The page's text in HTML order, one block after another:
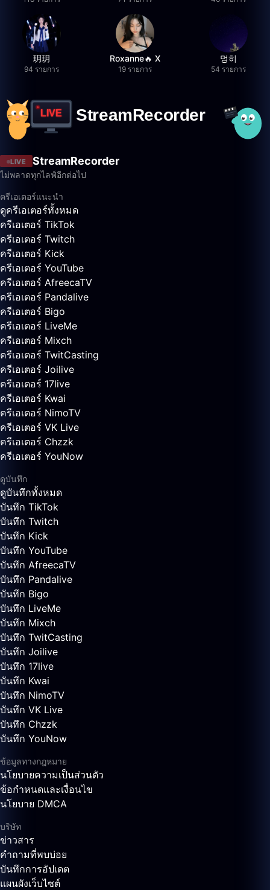
玥玥
94 รายการ
Roxanne🔥 X
19 รายการ
멍히
54 รายการ
LIVE StreamRecorder
ไม่พลาดทุกไลฟ์อีกต่อไป
ครีเอเตอร์แนะนำ
ดูครีเอเตอร์ทั้งหมด
ครีเอเตอร์ TikTok
ครีเอเตอร์ Twitch
ครีเอเตอร์ Kick
ครีเอเตอร์ YouTube
ครีเอเตอร์ AfreecaTV
ครีเอเตอร์ Pandalive
ครีเอเตอร์ Bigo
ครีเอเตอร์ LiveMe
ครีเอเตอร์ Mixch
ครีเอเตอร์ TwitCasting
ครีเอเตอร์ Joilive
ครีเอเตอร์ 17live
ครีเอเตอร์ Kwai
ครีเอเตอร์ NimoTV
ครีเอเตอร์ VK Live
ครีเอเตอร์ Chzzk
ครีเอเตอร์ YouNow
ดูบันทึก
ดูบันทึกทั้งหมด
บันทึก TikTok
บันทึก Twitch
บันทึก Kick
บันทึก YouTube
บันทึก AfreecaTV
บันทึก Pandalive
บันทึก Bigo
บันทึก LiveMe
บันทึก Mixch
บันทึก TwitCasting
บันทึก Joilive
บันทึก 17live
บันทึก Kwai
บันทึก NimoTV
บันทึก VK Live
บันทึก Chzzk
บันทึก YouNow
ข้อมูลทางกฎหมาย
นโยบายความเป็นส่วนตัว
ข้อกำหนดและเงื่อนไข
นโยบาย DMCA
บริษัท
ข่าวสาร
คำถามที่พบบ่อย
บันทึกการอัปเดต
แผนผังเว็บไซต์